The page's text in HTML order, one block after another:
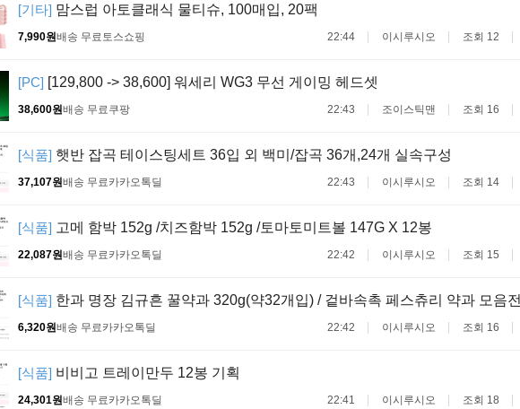
[기타] 맘스럽 아토클래식 물티슈, 100매입, 20팩
7,990원배송 무료 토스쇼핑 22:44 이시루시오 조회 12
[PC] [129,800 -> 38,600] 워세리 WG3 무선 게이밍 헤드셋
38,600원배송 무료 쿠팡 22:43 조이스틱맨 조회 16
[식품] 햇반 잡곡 테이스팅세트 36입 외 백미/잡곡 36개,24개 실속구성
37,107원배송 무료 카카오톡딜 22:43 이시루시오 조회 14
[식품] 고메 함박 152g /치즈함박 152g /토마토미트볼 147G X 12봉
22,087원배송 무료 카카오톡딜 22:42 이시루시오 조회 15
[식품] 한과 명장 김규흔 꿀약과 320g(약32개입) / 겉바속촉 페스츄리 약과 모음전
6,320원배송 무료 카카오톡딜 22:42 이시루시오 조회 16
[식품] 비비고 트레이만두 12봉 기획
24,301원배송 무료 카카오톡딜 22:41 이시루시오 조회 18